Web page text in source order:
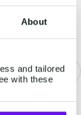
About
and tailored
with these